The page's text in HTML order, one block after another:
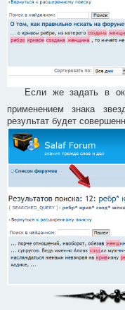
Если же задать в
применением знака
результат будет